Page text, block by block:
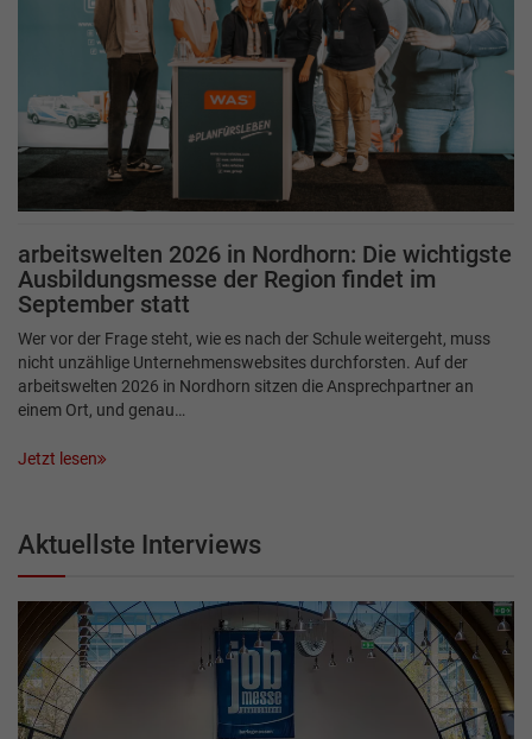
arbeitswelten 2026 in Nordhorn: Die wichtigste
Ausbildungsmesse der Region findet im
September statt
Wer vor der Frage steht, wie es nach der Schule weitergeht, muss
nicht unzählige Unternehmenswebsites durchforsten. Auf der
arbeitswelten 2026 in Nordhorn sitzen die Ansprechpartner an
einem Ort, und genau…
Jetzt lesen
Aktuellste Interviews